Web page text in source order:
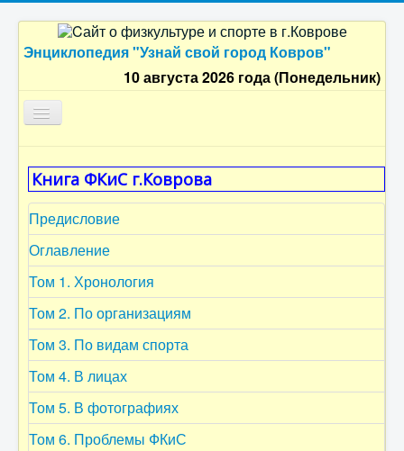
Энциклопедия "Узнай свой город Ковров"
10 августа 2026 года (Понедельник)
Оглавление
Предисловие
Хроно
Дом ФК
ДЮСШ
Персоналии
Воспоминания
Фотоальбом
Заключение
Книга ФКиС г.Коврова
Предисловие
Оглавление
Том 1. Хронология
Том 2. По организациям
Том 3. По видам спорта
Том 4. В лицах
Том 5. В фотографиях
Том 6. Проблемы ФКиС